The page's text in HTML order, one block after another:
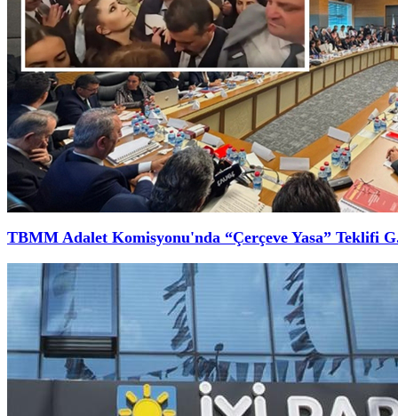
TBMM Adalet Komisyonu'nda “Çerçeve Yasa” Teklifi